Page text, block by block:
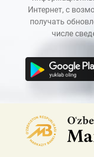
Интернет, с
получать
числе